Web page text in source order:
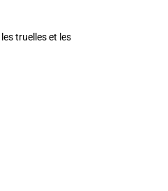
truelles et les